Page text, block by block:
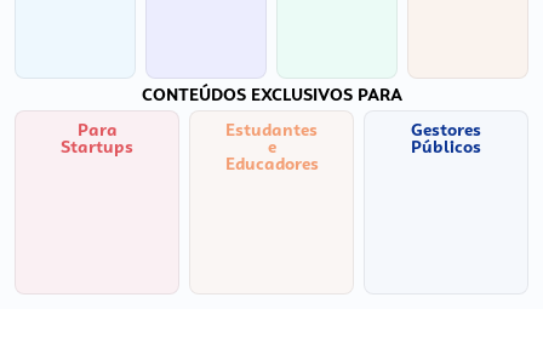
CONTEÚDOS EXCLUSIVOS PARA
Para
Startups
Estudantes
e
Educadores
Gestores
Públicos